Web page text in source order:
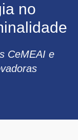
no
CeMEAI e